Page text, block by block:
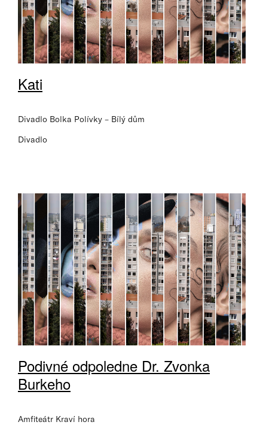
Kati
Divadlo Bolka Polívky – Bílý dům
Divadlo
Podivné odpoledne Dr. Zvonka
Burkeho
Amfiteátr Kraví hora